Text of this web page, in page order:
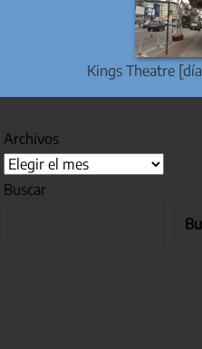
Kings Theatre
Archivos
Buscar